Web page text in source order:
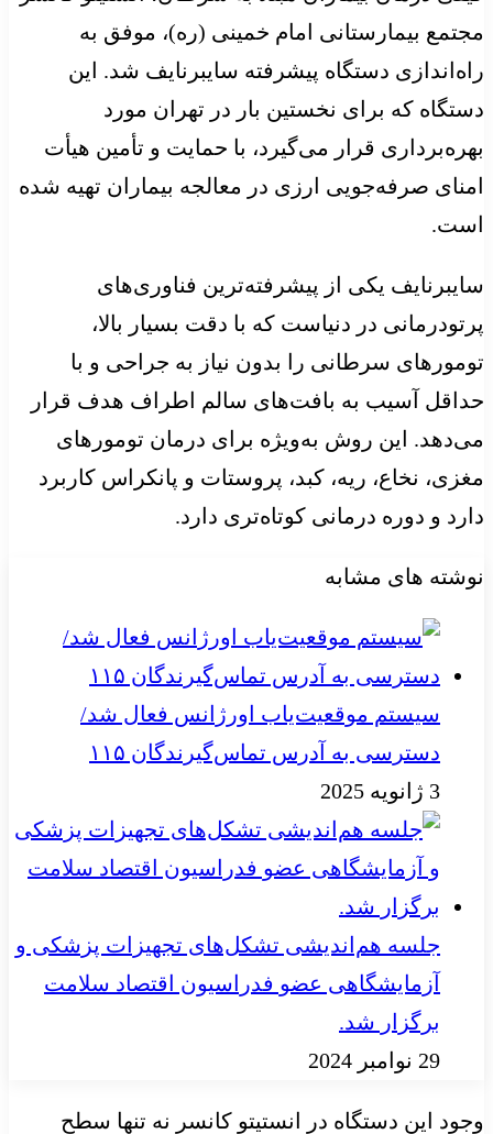
مجتمع بیمارستانی امام خمینی (ره)، موفق به
راه‌اندازی دستگاه پیشرفته سایبرنایف شد. این
دستگاه که برای نخستین بار در تهران مورد
بهره‌برداری قرار می‌گیرد، با حمایت و تأمین هیأت
امنای صرفه‌جویی ارزی در معالجه بیماران تهیه شده
است.
سایبرنایف یکی از پیشرفته‌ترین فناوری‌های
پرتودرمانی در دنیاست که با دقت بسیار بالا،
تومورهای سرطانی را بدون نیاز به جراحی و با
حداقل آسیب به بافت‌های سالم اطراف هدف قرار
می‌دهد. این روش به‌ویژه برای درمان تومورهای
مغزی، نخاع، ریه، کبد، پروستات و پانکراس کاربرد
دارد و دوره درمانی کوتاه‌تری دارد.
نوشته های مشابه
سیستم موقعیت‌یاب اورژانس فعال شد/
دسترسی به آدرس تماس‌گیرندگان ۱۱۵
3 ژانویه 2025
جلسه هم‌اندیشی تشکل‌های تجهیزات پزشکی و
آزمایشگاهی عضو فدراسیون اقتصاد سلامت
برگزار شد.
29 نوامبر 2024
وجود این دستگاه در انستیتو کانسر نه تنها سطح